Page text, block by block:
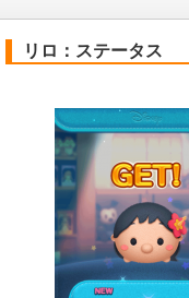
リロ：ステータス